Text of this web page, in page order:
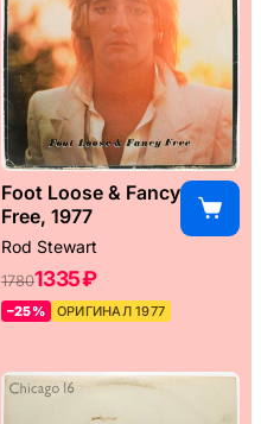
Foot Loose & Fancy
Free, 1977
Rod Stewart
17801335 ₽
–25% ОРИГИНАЛ 1977